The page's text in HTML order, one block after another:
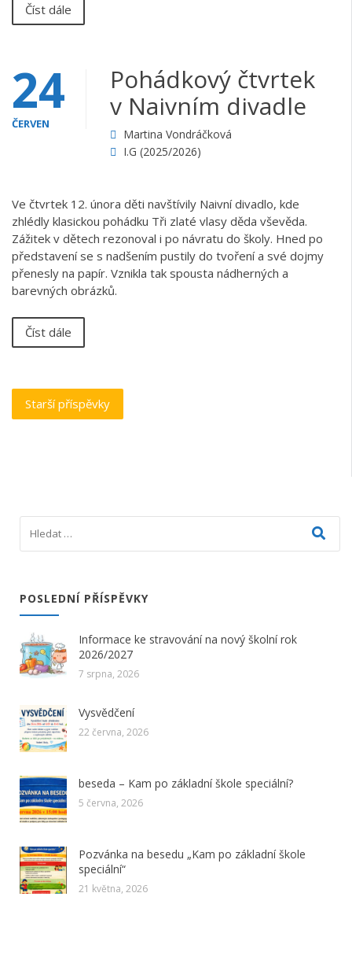
Číst dále
24
ČERVEN
Pohádkový čtvrtek
v Naivním divadle
Martina Vondráčková
I.G (2025/2026)
Ve čtvrtek 12. února děti navštívily Naivní divadlo, kde
zhlédly klasickou pohádku Tři zlaté vlasy děda vševěda.
Zážitek v dětech rezonoval i po návratu do školy. Hned po
představení se s nadšením pustily do tvoření a své dojmy
přenesly na papír. Vznikla tak spousta nádherných a
barevných obrázků.
Číst dále
Navigace
pro
Starší příspěvky
POSLEDNÍ PŘÍSPĚVKY
Informace ke stravování na nový školní rok
2026/2027
7 srpna, 2026
Vysvědčení
22 června, 2026
beseda – Kam po základní škole speciální?
5 června, 2026
Pozvánka na besedu „Kam po základní škole
speciální“
21 května, 2026